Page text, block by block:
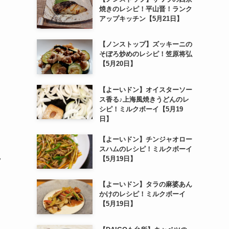
焼きのレシピ！平山晋！ランク
アップキッチン【5月21日】
【ノンストップ】ズッキーニの
そぼろ炒めのレシピ！笠原将弘
【5月20日】
【よーいドン】オイスターソー
ス香る♪上海風焼きうどんのレ
シピ！ミルクボーイ【5月19
日】
【よーいドン】チンジャオロー
スハムのレシピ！ミルクボーイ
【5月19日】
【よーいドン】タラの麻婆あん
かけのレシピ！ミルクボーイ
【5月19日】